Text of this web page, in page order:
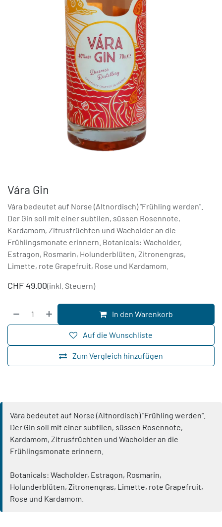
Vára Gin
Vára bedeutet auf Norse (Altnordisch) "Frühling werden".
Der Gin soll mit einer subtilen, süssen Rosennote,
Kardamom, Zitrusfrüchten und Wacholder an die
Frühlingsmonate erinnern. Botanicals: Wacholder,
Estragon, Rosmarin, Holunderblüten, Zitronengras,
Limette, rote Grapefruit, Rose und Kardamom.
CHF 49.00(inkl. Steuern)
In den Warenkorb
Zum Vergleich hinzufügen
Auf die Wunschliste
Vára bedeutet auf Norse (Altnordisch) "Frühling werden".
Der Gin soll mit einer subtilen, süssen Rosennote,
Kardamom, Zitrusfrüchten und Wacholder an die
Frühlingsmonate erinnern.
Botanicals: Wacholder, Estragon, Rosmarin,
Holunderblüten, Zitronengras, Limette, rote Grapefruit,
Rose und Kardamom.